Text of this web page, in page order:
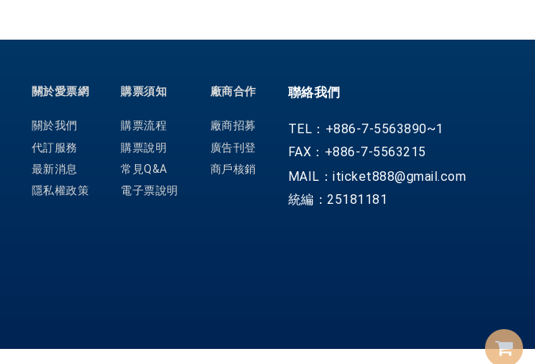
聯絡我們
TEL：+886-7-5563890~1
FAX：+886-7-5563215
MAIL：iticket888@gmail.com
統編：25181181
廠商合作
廠商招募
廣告刊登
商戶核銷
購票須知
購票流程
購票說明
常見Q&A
電子票說明
關於愛票網
關於我們
代訂服務
最新消息
隱私權政策